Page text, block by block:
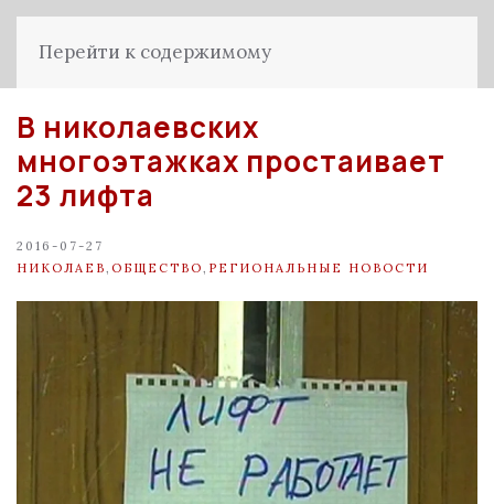
Перейти к содержимому
В николаевских
многоэтажках простаивает
23 лифта
2016-07-27
НИКОЛАЕВ ОБЩЕСТВО РЕГИОНАЛЬНЫЕ НОВОСТИ